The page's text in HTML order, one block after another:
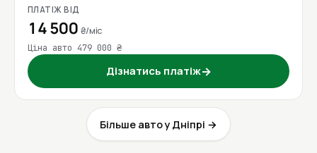
ПЛАТІЖ ВІД
14 500 ₴/міс
Ціна авто 479 000 ₴
Дізнатись платіж→
Більше авто у Дніпрі →